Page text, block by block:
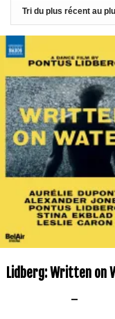
Lidberg: Written on
–